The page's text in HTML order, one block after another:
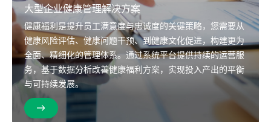
大型企业健康管理解决方案
健康福利是提升员工满意度与忠诚度的关键策略，您需要从
健康风险评估、健康问题干预、到健康文化促进，构建更为
全面、精细化的管理体系。通过系统平台提供持续的运营服
务，基于数据分析改善健康福利方案，实现投入产出的平衡
与可持续发展。